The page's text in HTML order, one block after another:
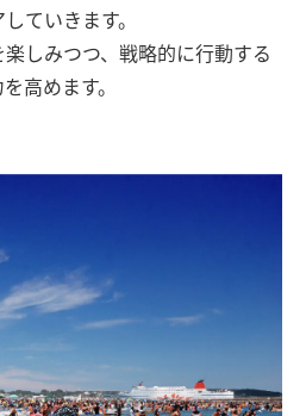
ていきます。
しみつつ、戦略的に行動する
高めます。